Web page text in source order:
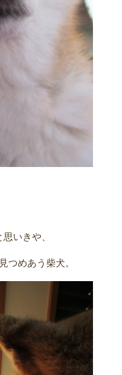
いきや、
つめあう柴犬。